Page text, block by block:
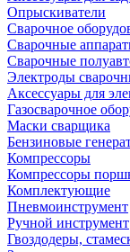
Опрыскиватели
Сварочное
Сварочные
Сварочные
Электроды
Аксессуары для
Газосварочное
Маски сварщика
Бензиновые
Компрессоры
Компрессоры
Комплектующие
Пневмоинструмент
Ручной инструмент
Гвоздодеры,